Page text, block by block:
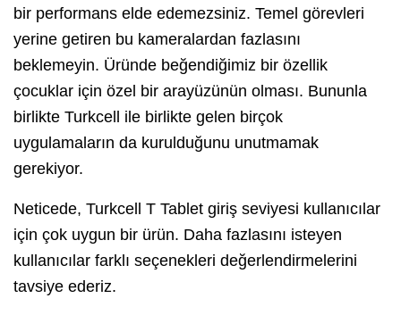
bir performans elde edemezsiniz. Temel görevleri
yerine getiren bu kameralardan fazlasını
beklemeyin. Üründe beğendiğimiz bir özellik
çocuklar için özel bir arayüzünün olması. Bununla
birlikte Turkcell ile birlikte gelen birçok
uygulamaların da kurulduğunu unutmamak
gerekiyor.
Neticede, Turkcell T Tablet giriş seviyesi kullanıcılar
için çok uygun bir ürün. Daha fazlasını isteyen
kullanıcılar farklı seçenekleri değerlendirmelerini
tavsiye ederiz.